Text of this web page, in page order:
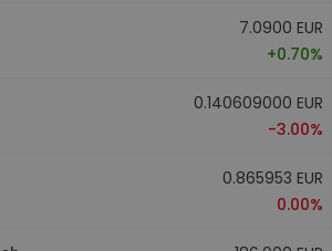
7.0900 EUR
+0.70%
0.140609000 EUR
-3.00%
0.865953 EUR
0.00%